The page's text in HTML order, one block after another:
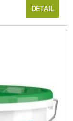
DETAIL